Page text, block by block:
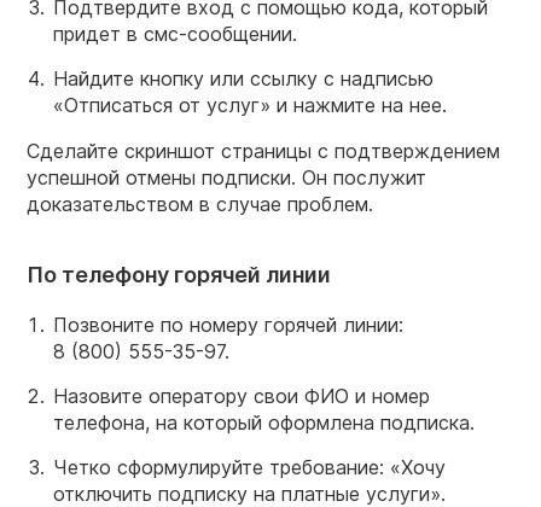
Подтвердите вход с помощью кода, который
придет в смс-сообщении.
Найдите кнопку или ссылку с надписью
«Отписаться от услуг» и нажмите на нее.
Сделайте скриншот страницы с подтверждением
успешной отмены подписки. Он послужит
доказательством в случае проблем.
По телефону горячей линии
Позвоните по номеру горячей линии:
8 (800) 555-35-97.
Назовите оператору свои ФИО и номер
телефона, на который оформлена подписка.
Четко сформулируйте требование: «Хочу
отключить подписку на платные услуги».